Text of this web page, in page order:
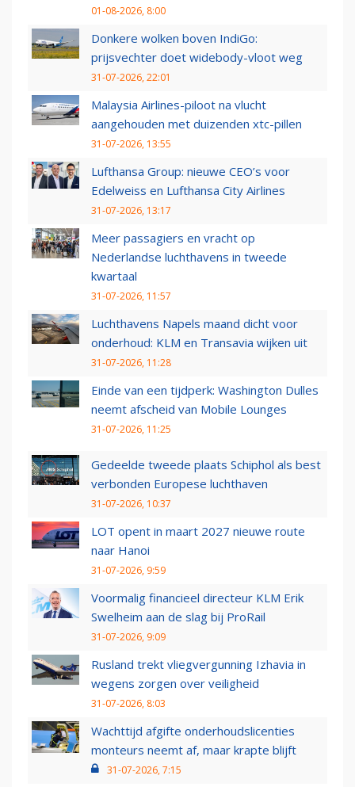
01-08-2026, 8:00
Donkere wolken boven IndiGo:
prijsvechter doet widebody-vloot weg
31-07-2026, 22:01
Malaysia Airlines-piloot na vlucht
aangehouden met duizenden xtc-pillen
31-07-2026, 13:55
Lufthansa Group: nieuwe CEO’s voor
Edelweiss en Lufthansa City Airlines
31-07-2026, 13:17
Meer passagiers en vracht op
Nederlandse luchthavens in tweede
kwartaal
31-07-2026, 11:57
Luchthavens Napels maand dicht voor
onderhoud: KLM en Transavia wijken uit
31-07-2026, 11:28
Einde van een tijdperk: Washington Dulles
neemt afscheid van Mobile Lounges
31-07-2026, 11:25
Gedeelde tweede plaats Schiphol als best
verbonden Europese luchthaven
31-07-2026, 10:37
LOT opent in maart 2027 nieuwe route
naar Hanoi
31-07-2026, 9:59
Voormalig financieel directeur KLM Erik
Swelheim aan de slag bij ProRail
31-07-2026, 9:09
Rusland trekt vliegvergunning Izhavia in
wegens zorgen over veiligheid
31-07-2026, 8:03
Wachttijd afgifte onderhoudslicenties
monteurs neemt af, maar krapte blijft
31-07-2026, 7:15